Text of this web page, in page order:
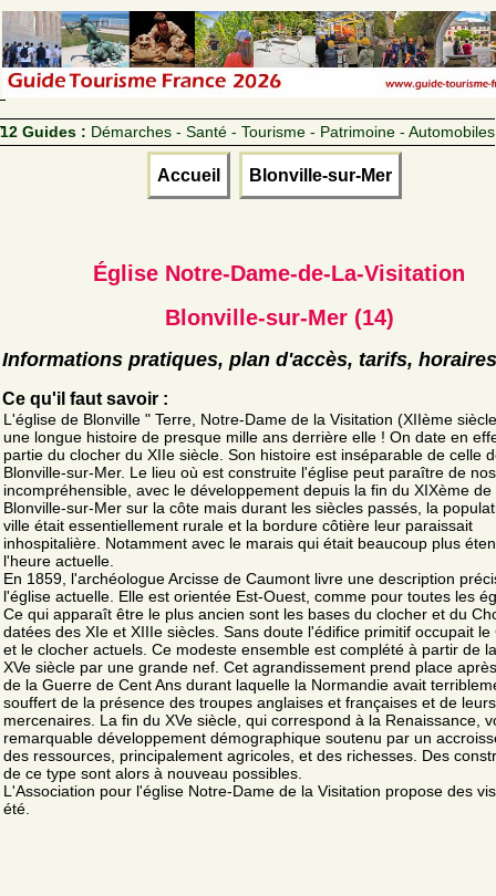
12 Guides : Démarches - Santé - Tourisme - Patrimoine - Automobiles
Accueil Blonville-sur-Mer
Église Notre-Dame-de-La-Visitation
Blonville-sur-Mer (14)
Informations pratiques, plan d'accès, tarifs, horaires
Ce qu'il faut savoir :
L'église de Blonville " Terre, Notre-Dame de la Visitation (XIIème
une longue histoire de presque mille ans derrière elle ! On date en
partie du clocher du XIIe siècle. Son histoire est inséparable de celle
Blonville-sur-Mer. Le lieu où est construite l'église peut paraître de
incompréhensible, avec le développement depuis la fin du XIXème de
Blonville-sur-Mer sur la côte mais durant les siècles passés, la
ville était essentiellement rurale et la bordure côtière leur paraissait
inhospitalière. Notamment avec le marais qui était beaucoup plus
l'heure actuelle.
En 1859, l'archéologue Arcisse de Caumont livre une description
l'église actuelle. Elle est orientée Est-Ouest, comme pour toutes les
Ce qui apparaît être le plus ancien sont les bases du clocher et du
datées des XIe et XIIIe siècles. Sans doute l'édifice primitif occupait le
et le clocher actuels. Ce modeste ensemble est complété à partir de
XVe siècle par une grande nef. Cet agrandissement prend place
de la Guerre de Cent Ans durant laquelle la Normandie avait
souffert de la présence des troupes anglaises et françaises et de leurs
mercenaires. La fin du XVe siècle, qui correspond à la Renaissance,
remarquable développement démographique soutenu par un
des ressources, principalement agricoles, et des richesses. Des
de ce type sont alors à nouveau possibles.
L'Association pour l'église Notre-Dame de la Visitation propose des
été.